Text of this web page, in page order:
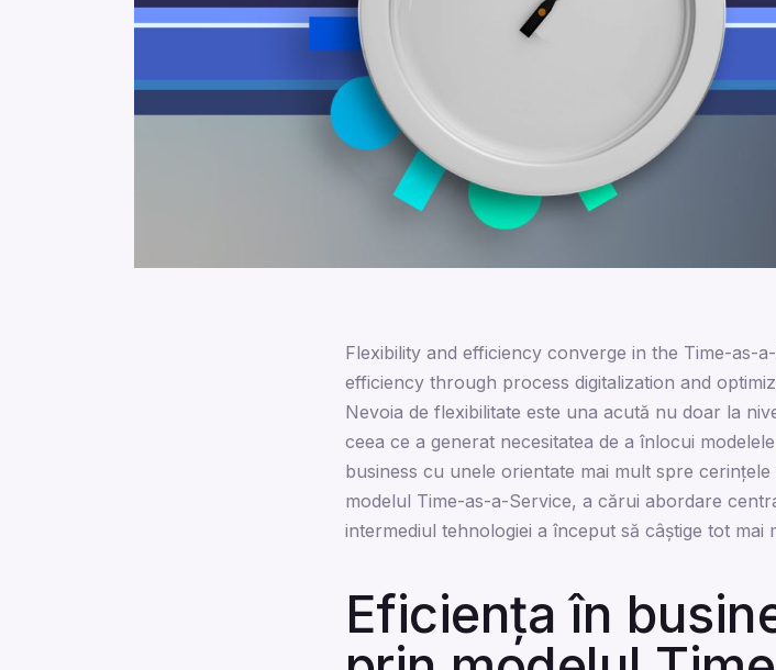
Flexibility and efficiency converge in the Time-as-
efficiency through process digitalization and
Nevoia de flexibilitate este una acută nu doar la
ceea ce a generat necesitatea de a înlocui
business cu unele orientate mai mult spre
modelul Time-as-a-Service, a cărui abordare
intermediul tehnologiei a început să câștige tot mai
Eficiența în